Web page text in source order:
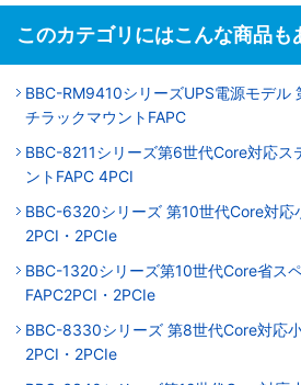
このカテゴリにはこんな商品も
BBC-RM9410シリーズUPS電源モデル
チラックマウントFAPC
BBC-8211シリーズ第6世代Core対応ス
ントFAPC 4PCI
BBC-6320シリーズ 第10世代Core対応
2PCI・2PCIe
BBC-1320シリーズ第10世代Core省ス
FAPC2PCI・2PCIe
BBC-8330シリーズ 第8世代Core対応
2PCI・2PCIe